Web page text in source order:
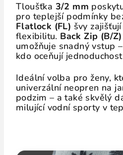
Tloušťka 3/2 mm
pro teplejší podmínky
Flatlock (FL) švy
flexibilitu. Back Zip (B/Z)
umožňuje snadný vstup
kdo oceňují
Ideální volba pro ženy,
univerzální neopren na
podzim – a také skvělý
milující vodní sporty v